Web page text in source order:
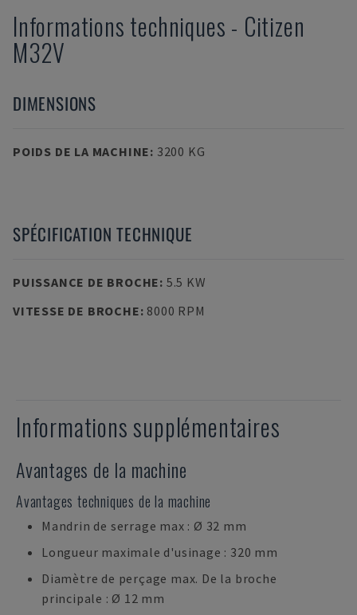
Informations techniques - Citizen
M32V
DIMENSIONS
POIDS DE LA MACHINE: 3200 KG
SPÉCIFICATION TECHNIQUE
PUISSANCE DE BROCHE: 5.5 KW
VITESSE DE BROCHE: 8000 RPM
Informations supplémentaires
Avantages de la machine
Avantages techniques de la machine
Mandrin de serrage max : Ø 32 mm
Longueur maximale d'usinage : 320 mm
Diamètre de perçage max. De la broche
principale : Ø 12 mm